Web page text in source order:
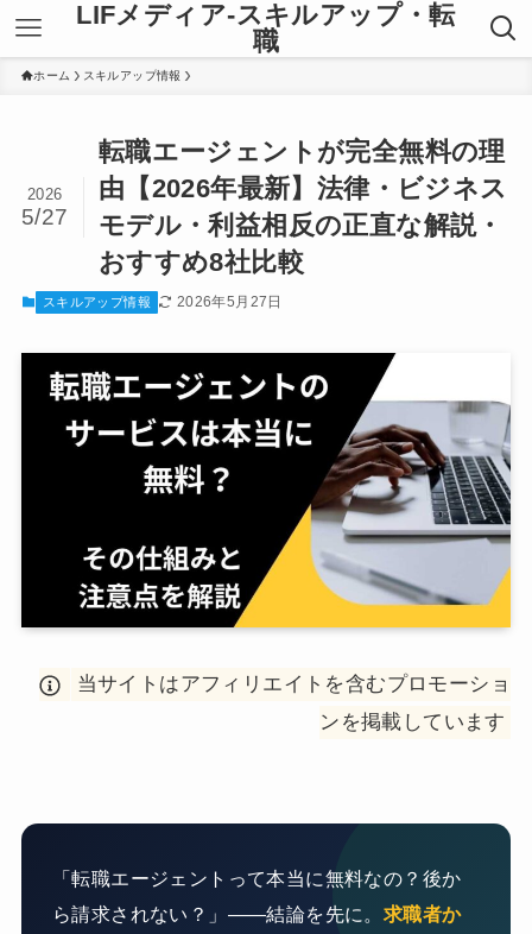
LIFメディア-スキルアップ・転
職
ホーム スキルアップ情報
転職エージェントが完全無料の理
由【2026年最新】法律・ビジネス
モデル・利益相反の正直な解説・
おすすめ8社比較
2026
5/27
スキルアップ情報 2026年5月27日
当サイトはアフィリエイトを含むプロモーショ
ンを掲載しています
「転職エージェントって本当に無料なの？後か
ら請求されない？」——結論を先に。 求職者か